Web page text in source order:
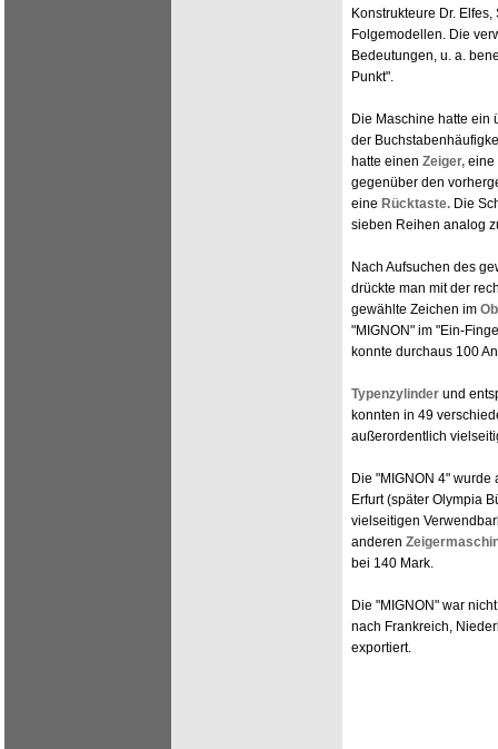
Konstrukteure Dr.
Folgemodellen. Die
Bedeutungen, u. a.
Punkt".
Die Maschine hatte ein
der
hatte einen Zeiger, eine
gegenüber den
eine Rücktaste. Die
sieben Reihen analog
Nach Aufsuchen des
drückte man mit der
gewählte Zeichen im
"MIGNON" im "Ein-
konnte durchaus 100
Typenzylinder und
konnten in 49
außerordentlich
Die "MIGNON 4" wurde
Erfurt (später Olympia
vielseitigen
anderen
bei 140 Mark.
Die "MIGNON" war
nach Frankreich,
exportiert.